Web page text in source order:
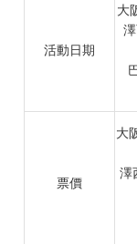
活動日期
大
票價
大
澤